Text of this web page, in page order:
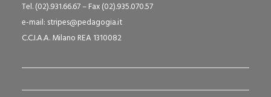
Tel. (02).931.66.67 – Fax (02).935.070.57
e-mail: stripes@pedagogia.it
C.C.I.A.A. Milano REA 1310082